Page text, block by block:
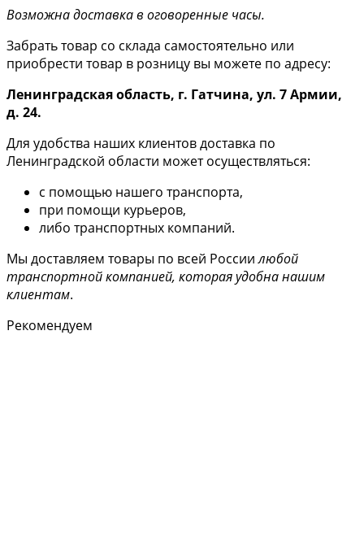
Возможна доставка в оговоренные часы.
Забрать товар со склада самостоятельно или
приобрести товар в розницу вы можете по адресу:
Ленинградская область, г. Гатчина, ул. 7 Армии,
д. 24.
Для удобства наших клиентов доставка по
Ленинградской области может осуществляться:
с помощью нашего транспорта,
при помощи курьеров,
либо транспортных компаний.
Мы доставляем товары по всей Россиилюбой
транспортной компанией, которая удобна нашим
клиентам.
Рекомендуем